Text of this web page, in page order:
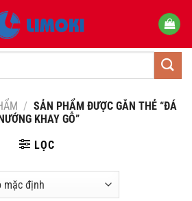
/ SẢN PHẨM ĐƯỢC GẮN THẺ “ĐÁ
KHAY GỖ”
LỌC